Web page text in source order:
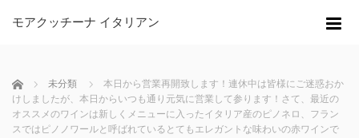
モアクッチーナ イタリアン
ホーム 未分類
本日から営業再開致します！連休中は皆様にご迷惑おか
けしましたが、本日からいつも通り元気に営業して参ります！さて、最近の
オススメのワインは新しくメニューに入ったイタリア産のピノネロ、フラン
スではピノノワールと呼ばれているとてもエレガントな味わいの赤ワインで